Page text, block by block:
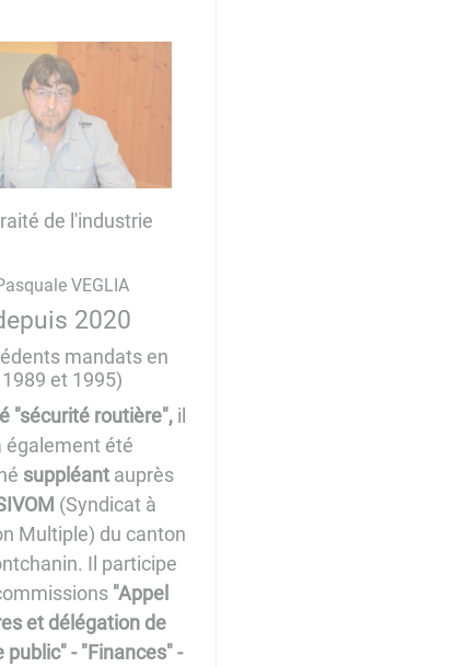
de l'industrie
VEGLIA
2020
mandats en
1989 et 1995)
"sécurité routière", il
également été
suppléant auprès
(Syndicat à
Multiple) du canton
Il participe
"Appel
et délégation de
public" - "Finances" -